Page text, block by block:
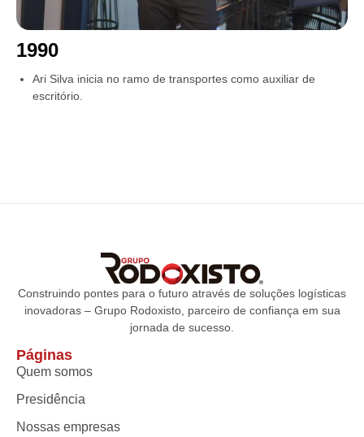
1990
Ari Silva inicia no ramo de transportes como auxiliar de
escritório.
Construindo pontes para o futuro através de soluções logísticas
inovadoras – Grupo Rodoxisto, parceiro de confiança em sua
jornada de sucesso.
Páginas
Quem somos
Presidência
Nossas empresas